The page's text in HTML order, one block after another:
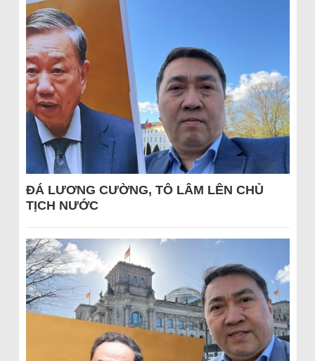
ĐÁ LƯƠNG CƯỜNG, TÔ LÂM LÊN CHỦ
TỊCH NƯỚC